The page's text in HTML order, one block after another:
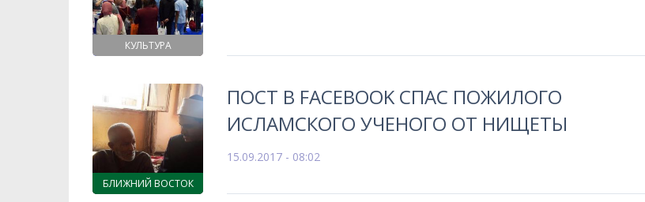
КУЛЬТУРА
БЛИЖНИЙ ВОСТОК
ПОСТ В FACEBOOK СПАС ПОЖИЛОГО
ИСЛАМСКОГО УЧЕНОГО ОТ НИЩЕТЫ
15.09.2017 - 08:02